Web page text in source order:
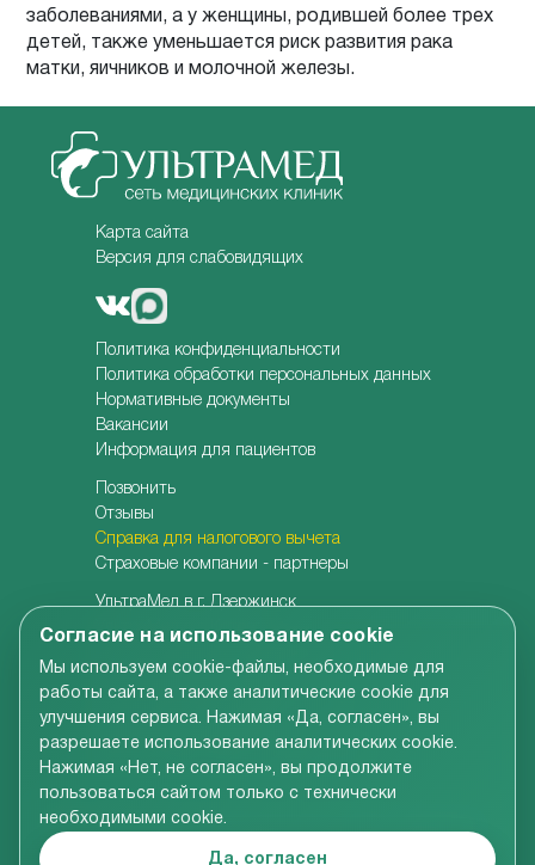
Согласие на использование cookie
Мы используем cookie-файлы, необходимые для
работы сайта, а также аналитические cookie для
улучшения сервиса. Нажимая «Да, согласен», вы
разрешаете использование аналитических cookie.
Нажимая «Нет, не согласен», вы продолжите
пользоваться сайтом только с технически
необходимыми cookie.
Да, согласен
заболеваниями, а у женщины, родившей более трех
детей, также уменьшается риск развития рака
матки, яичников и молочной железы.
Карта сайта
Версия для слабовидящих
Политика конфиденциальности
Политика обработки персональных данных
Нормативные документы
Вакансии
Информация для пациентов
Позвонить
Отзывы
Справка для налогового вычета
Страховые компании - партнеры
УльтраМед в г. Дзержинск
УльтраМед в г. Кстово
Центр медицины плода
Центр врачебной косметологии
Семейная стоматология
Детская адаптивная стоматология
Вся информация, размещенная на сайте компании,